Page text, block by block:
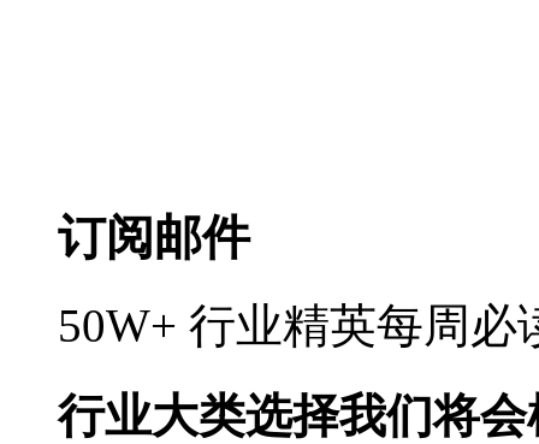
订阅邮件
50W+ 行业精英每周
行业大类选择我们将